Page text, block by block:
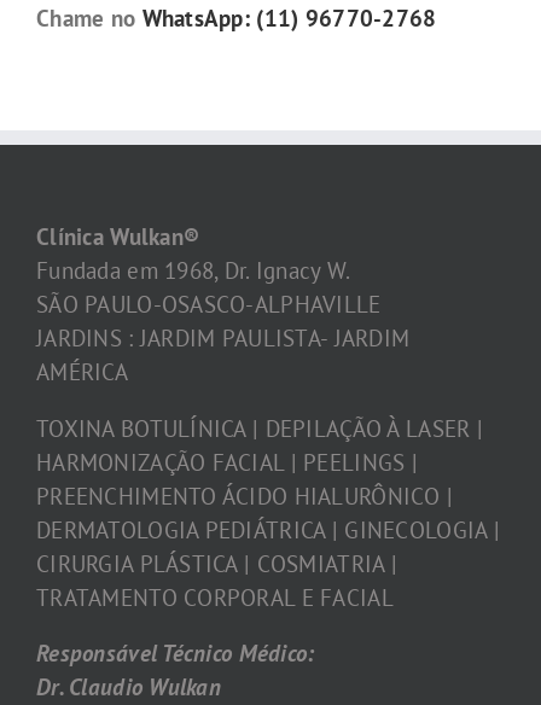
Chame no WhatsApp: (11) 96770-2768
Clínica Wulkan®
Fundada em 1968, Dr. Ignacy W.
SÃO PAULO-OSASCO-ALPHAVILLE
JARDINS : JARDIM PAULISTA- JARDIM
AMÉRICA
TOXINA BOTULÍNICA | DEPILAÇÃO À LASER |
HARMONIZAÇÃO FACIAL | PEELINGS |
PREENCHIMENTO ÁCIDO HIALURÔNICO |
DERMATOLOGIA PEDIÁTRICA | GINECOLOGIA |
CIRURGIA PLÁSTICA | COSMIATRIA |
TRATAMENTO CORPORAL E FACIAL
Responsável Técnico Médico:
Dr. Claudio Wulkan